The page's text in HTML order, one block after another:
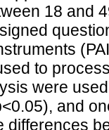
18 and
to
were
and
differences